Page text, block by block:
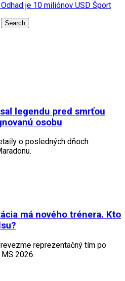
je 10 miliónov USD Šport
legendu pred smrťou
osobu
o posledných dňoch
má nového trénera. Kto
reprezentačný tím po
2026.